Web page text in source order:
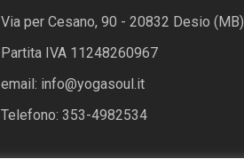
Via per Cesano, 90 - 20832 Desio (MB)
Partita IVA 11248260967
email: info@yogasoul.it
Telefono: 353-4982534